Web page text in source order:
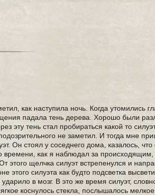
как наступила ночь. Когда утомились
падала тень дерева. Хорошо были
эту тень стал пробираться какой то
не заметил. И тогда мне
Он стоял у соседнего дома, казалось,
как я наблюдал за происходящим,
щелчка силуэт встрепенулся и
силуэта как будто подсветка
в мозг. В это же время силуэт,
коснулось стекла, послышалось